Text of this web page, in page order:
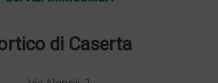
di Caserta